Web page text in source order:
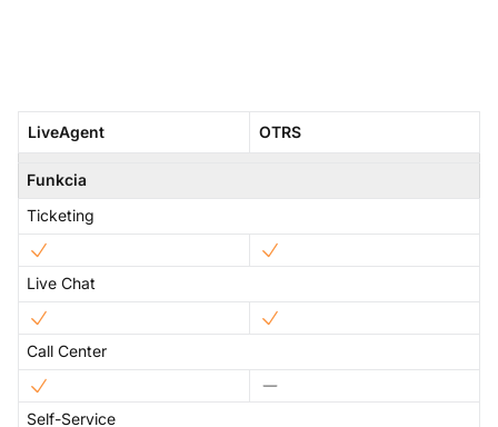
LiveAgent OTRS
Funkcia
Ticketing
Live Chat
Call Center
Self-Service